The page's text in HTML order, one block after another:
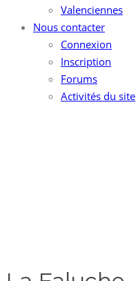
Valenciennes
Nous contacter
Connexion
Inscription
Forums
Activités du site